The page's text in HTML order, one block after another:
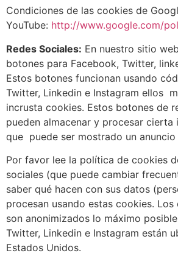
Condiciones de las cookies de
YouTube: http://www.google.com/
Redes Sociales: En nuestro sitio
botones para Facebook, Twitter,
Estos botones funcionan usando
Twitter, Linkedin e Instagram ellos
incrusta cookies. Estos botones de
pueden almacenar y procesar cierta
que puede ser mostrado un anuncio
Por favor lee la política de cookies
sociales (que puede cambiar
saber qué hacen con sus datos
procesan usando estas cookies.
son anonimizados lo máximo
Twitter, Linkedin e Instagram están
Estados Unidos.